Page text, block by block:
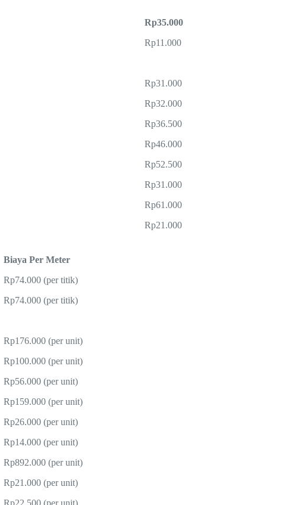
Rp35.000
Rp11.000
Rp31.000
Rp32.000
Rp36.500
Rp46.000
Rp52.500
Rp31.000
Rp61.000
Rp21.000
Biaya Per Meter
Rp74.000 (per titik)
Rp74.000 (per titik)
Rp176.000 (per unit)
Rp100.000 (per unit)
Rp56.000 (per unit)
Rp159.000 (per unit)
Rp26.000 (per unit)
Rp14.000 (per unit)
Rp892.000 (per unit)
Rp21.000 (per unit)
Rp22.500 (per unit)